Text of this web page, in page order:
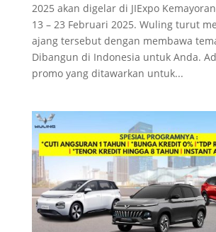
2025 akan digelar di JIExpo
13 – 23 Februari 2025. Wuling turut
ajang tersebut dengan membawa
Dibangun di Indonesia untuk Anda.
promo yang ditawarkan untuk...